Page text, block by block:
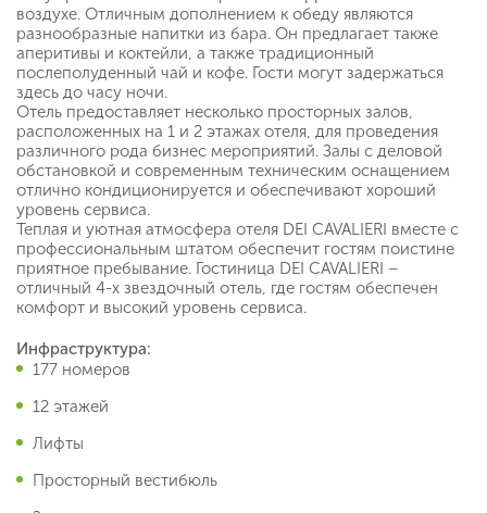
воздухе. Отличным дополнением к обеду являются
разнообразные напитки из бара. Он предлагает также
аперитивы и коктейли, а также традиционный
послеполуденный чай и кофе. Гости могут задержаться
здесь до часу ночи.
Отель предоставляет несколько просторных залов,
расположенных на 1 и 2 этажах отеля, для проведения
различного рода бизнес мероприятий. Залы с деловой
обстановкой и современным техническим оснащением
отлично кондиционируется и обеспечивают хороший
уровень сервиса.
Теплая и уютная атмосфера отеля DEI CAVALIERI вместе с
профессиональным штатом обеспечит гостям поистине
приятное пребывание. Гостиница DEI CAVALIERI –
отличный 4-х звездочный отель, где гостям обеспечен
комфорт и высокий уровень сервиса.
Инфраструктура:
177 номеров
12 этажей
Лифты
Просторный вестибюль